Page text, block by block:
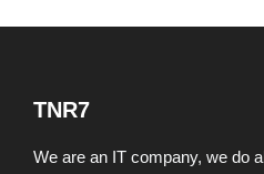
TNR7
We are an IT company, we do